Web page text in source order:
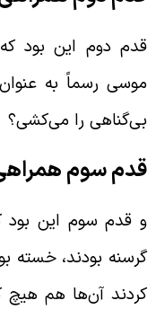
دوم این بود
رسماً به عنوان
را می‌کشی؟
سوم
قدم سوم این بود
بودند، ‌خسته
آن‌ها هم هیچ